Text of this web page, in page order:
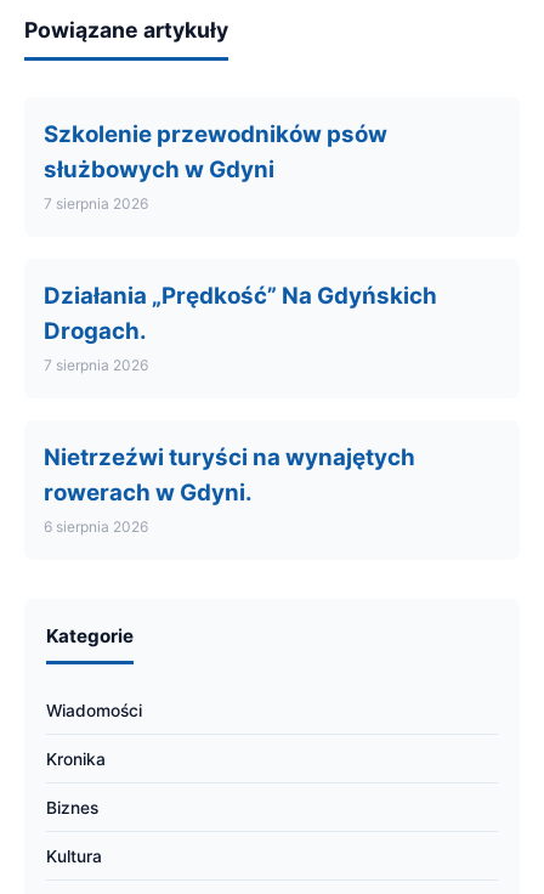
Powiązane artykuły
Szkolenie przewodników psów
służbowych w Gdyni
7 sierpnia 2026
Działania „Prędkość” Na Gdyńskich
Drogach.
7 sierpnia 2026
Nietrzeźwi turyści na wynajętych
rowerach w Gdyni.
6 sierpnia 2026
Kategorie
Wiadomości
Kronika
Biznes
Kultura